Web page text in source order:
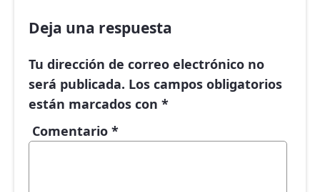
Deja una respuesta
Tu dirección de correo electrónico no
será publicada. Los campos obligatorios
están marcados con *
Comentario *